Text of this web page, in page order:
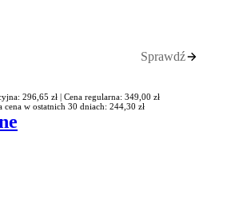
Sprawdź
296,65 zł | Cena regularna: 349,00 zł
cena w ostatnich 30 dniach: 244,30 zł